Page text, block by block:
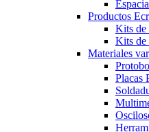
Productos
Kits de
Kits de
Materiales
Placas